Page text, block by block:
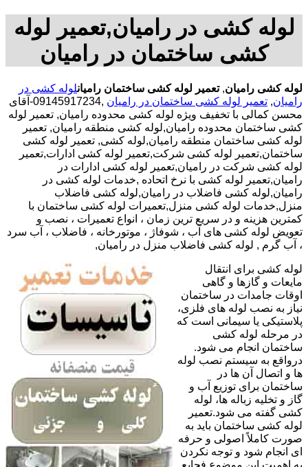
لوله کشی در رامیان,تعمیر لوله
کشی ساختمان در رامیان
لوله کشی رامیان,تعمیر لوله کشی ساختمان رامیانلوله کشی در
رامیان, تعمیر لوله کشی ساختمان در رامیان
,09145917234-آقای
محسن کمالی با تخفیف ویژه لوله کشی محدوده رامیان, تعمیر لوله
کشی ساختمان محدوده رامیان,لوله کشی منطقه رامیان, تعمیر
لوله کشی ساختمان منطقه رامیان,لوله کشی, تعمیر لوله کشی
ساختمان,تعمیر لوله کشی شرکت,تعمیر لوله کشی ادارات,تعمیر
لوله کشی شرکت در رامیان,تعمیر لوله کشی ادارات در
رامیان,تعمیر لوله کشی با نرخ اتحاده ,خدمات لوله کشی در
رامیان,لوله کشی فاضلاب در رامیان,لوله کشی فاضلاب
منزل,خدمات لوله کشی منزل,تعمیرات لوله کشی ساختمان با
کمترین هزینه و در سریع ترین زمان ، انواع تعمیرات ، نصب و
تعویض لوله کشی های آب ، شوفاژ ، موتورخانه ، فاضلاب ، آب سرد
، آب گرم , لوله کشی فاضلاب منزل در رامیان,
لوله کشی برای انتقال
مایعات و گازها و گاهی
اوقات جامدات در ساختمان
نیاز به نصب لوله های فلزی،
پلاستیکی یا سیمانی است که
در مرحله لوله کشی
ساختمان انجام می شود.
درواقع به سیستم نصب لوله
ها و اتصال آن ها در
ساختمان برای توزیع آب و
گاز و تخلیه زباله ها، لوله
کشی گفته می شود.تعمیر
لوله کشی ساختمان باید به
صورت کاملاً اصولی و حرفه
ای انجام شود و توجه نکردن
به اهمیت این موضوع فجایع